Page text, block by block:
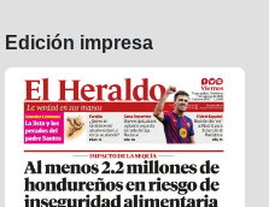
Edición impresa